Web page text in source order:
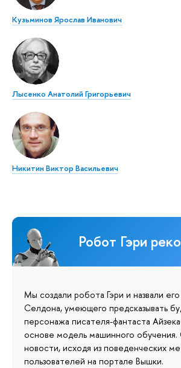
Кузьминов Ярослав Иванович
Лысенко Анатолий Григорьевич
Никитин Виктор Васильевич
Робот Гэри
Мы создали робота Гэри и назвали его
Селдона, умеющего предсказывать
персонажа писателя-фантаста
основе модель машинного
новости, исходя из поведенческих
пользователей на портале Вышки.